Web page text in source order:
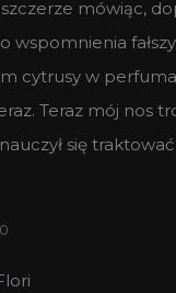
mówiąc,
wspomnienia
cytrusy w
Teraz mój nos
się